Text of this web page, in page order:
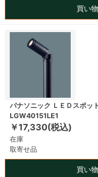
買い
パナソニック ＬＥＤスポッ
LGW40151LE1
￥17,330(税込)
在庫
取寄せ品
買い